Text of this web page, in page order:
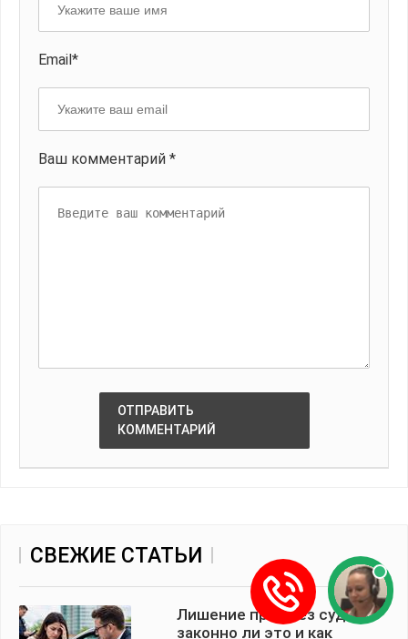
Email*
Ваш комментарий *
ОТПРАВИТЬ
КОММЕНТАРИЙ
СВЕЖИЕ СТАТЬИ
Лишение прав без суда:
законно ли это и как